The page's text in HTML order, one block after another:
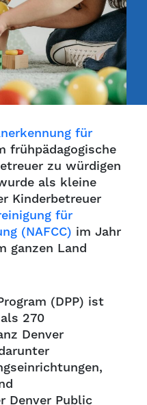
für
frühpädagogische
zu würdigen
als kleine
Kinderbetreuer
für
(NAFCC) im Jahr
ganzen Land
(DPP) ist
270
Denver
Denver Public